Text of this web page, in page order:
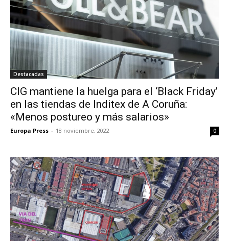
Destacadas
CIG mantiene la huelga para el ‘Black Friday’
en las tiendas de Inditex de A Coruña:
«Menos postureo y más salarios»
Europa Press - 18 noviembre, 2022 0